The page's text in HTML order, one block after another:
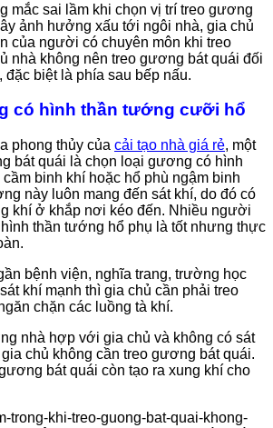
mắc sai lầm khi chọn vị trí treo gương
ảnh hưởng xấu tới ngôi nhà, gia chủ
của người có chuyên môn khi treo
nhà không nên treo gương bát quái đối
biệt là phía sau bếp nấu.
có hình thần tướng cưỡi hổ
phong thủy của cải tạo nhà giá rẻ, một
bát quái là chọn loại gương có hình
binh khí hoặc hổ phù ngậm binh
này luôn mang đến sát khí, do đó có
khí ở khắp nơi kéo đến. Nhiều người
thần tướng hổ phụ là tốt nhưng thực
bệnh viện, nghĩa trang, trường học
khí mạnh thì gia chủ cần phải treo
chặn các luồng tà khí.
nhà hợp với gia chủ và không có sát
chủ không cần treo gương bát quái.
bát quái còn tạo ra xung khí cho